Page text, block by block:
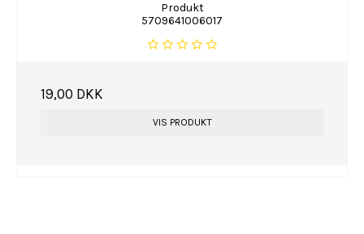
Produkt
5709641006017
19,00 DKK
VIS PRODUKT